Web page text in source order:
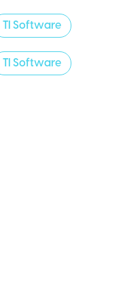
TI Software
TI Software